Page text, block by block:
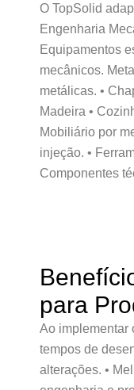
O TopSolid
Engenharia
Equipamentos
mecânicos.
metálicas. •
Madeira •
Mobiliário por
injeção. •
Componentes
para
Ao implementar
tempos de
alterações. •